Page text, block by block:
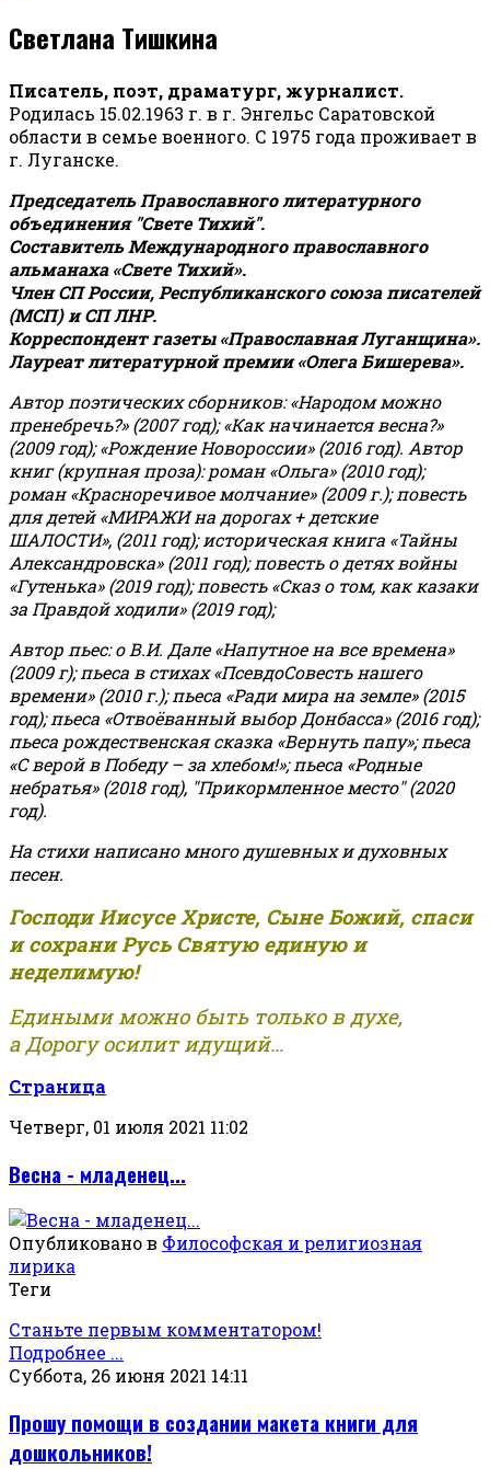
Светлана Тишкина
Писатель, поэт, драматург, журналист.
Родилась 15.02.1963 г. в г. Энгельс Саратовской
области в семье военного. С 1975 года проживает в
г. Луганске.
Председатель Православного литературного
объединения "Свете Тихий".
Составитель Международного православного
альманаха «Свете Тихий».
Член СП России, Республиканского союза писателей
(МСП) и СП ЛНР.
Корреспондент газеты «Православная Луганщина».
Лауреат литературной премии «Олега Бишерева».
Автор поэтических сборников: «Народом можно
пренебречь?» (2007 год); «Как начинается весна?»
(2009 год); «Рождение Новороссии» (2016 год). Автор
книг (крупная проза): роман «Ольга» (2010 год);
роман «Красноречивое молчание» (2009 г.); повесть
для детей «МИРАЖИ на дорогах + детские
ШАЛОСТИ», (2011 год); историческая книга «Тайны
Александровска» (2011 год); повесть о детях войны
«Гутенька» (2019 год); повесть «Сказ о том, как казаки
за Правдой ходили» (2019 год);
Автор пьес: о В.И. Дале «Напутное на все времена»
(2009 г); пьеса в стихах «ПсевдоСовесть нашего
времени» (2010 г.); пьеса «Ради мира на земле» (2015
год); пьеса «Отвоёванный выбор Донбасса» (2016 год);
пьеса рождественская сказка «Вернуть папу»; пьеса
«С верой в Победу – за хлебом!»;пьеса «Родные
небратья» (2018 год), "Прикормленное место" (2020
год).
На стихи написано много душевных и духовных
песен.
Господи Иисусе Христе, Сыне Божий, спаси
и сохрани Русь Святую единую и
неделимую!
Едиными можно быть только в духе,
а Дорогу осилит идущий...
Страница
Четверг, 01 июля 2021 11:02
Весна - младенец...
Опубликовано в Философская и религиозная
лирика
Теги
Станьте первым комментатором!
Подробнее ...
Суббота, 26 июня 2021 14:11
Прошу помощи в создании макета книги для
дошкольников!